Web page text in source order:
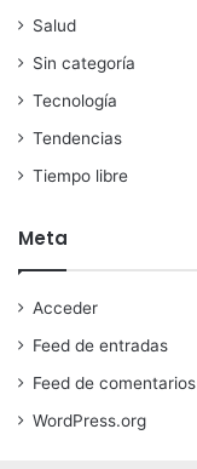
Salud
Sin categoría
Tecnología
Tendencias
Tiempo libre
Meta
Acceder
Feed de entradas
Feed de comentarios
WordPress.org